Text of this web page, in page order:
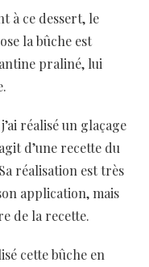
à ce dessert, le
la bûche est
praliné, lui
réalisé un glaçage
d’une recette du
réalisation est très
application, mais
de la recette.
cette bûche en